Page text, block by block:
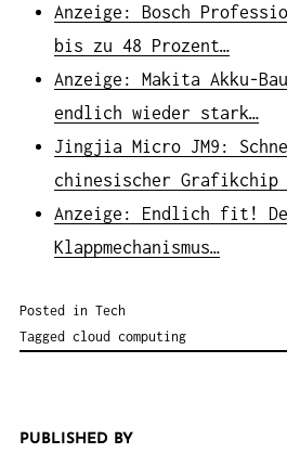
Anzeige: Bosch
bis zu 48 Prozent…
Anzeige: Makita Akku-
endlich wieder stark…
Jingjia Micro JM9:
chinesischer
Anzeige: Endlich fit!
Klappmechanismus…
Posted in Tech
Tagged cloud computing
PUBLISHED BY